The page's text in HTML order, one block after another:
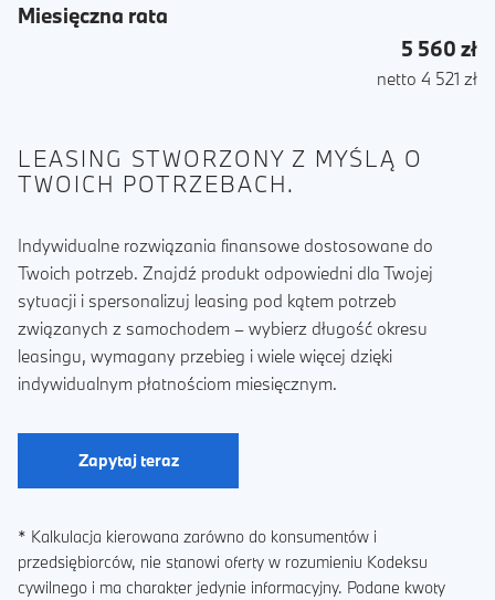
Miesięczna rata
5 560 zł
netto 4 521 zł
LEASING STWORZONY Z MYŚLĄ O
TWOICH POTRZEBACH.
Indywidualne rozwiązania finansowe dostosowane do
Twoich potrzeb. Znajdź produkt odpowiedni dla Twojej
sytuacji i spersonalizuj leasing pod kątem potrzeb
związanych z samochodem – wybierz długość okresu
leasingu, wymagany przebieg i wiele więcej dzięki
indywidualnym płatnościom miesięcznym.
Zapytaj teraz
* Kalkulacja kierowana zarówno do konsumentów i
przedsiębiorców, nie stanowi oferty w rozumieniu Kodeksu
cywilnego i ma charakter jedynie informacyjny. Podane kwoty